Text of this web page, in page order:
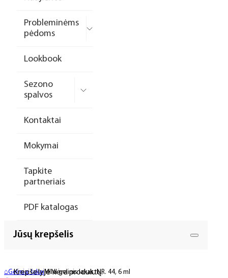
Probleminėms
pėdoms
Lookbook
Sezono
spalvos
Kontaktai
Mokymai
Tapkite
partneriais
PDF katalogas
Jūsų krepšelis
Krepšelyje nėra produktų.
⌂Geliniai lakaiMINI gelinis lakas, NR. 44, 6 ml